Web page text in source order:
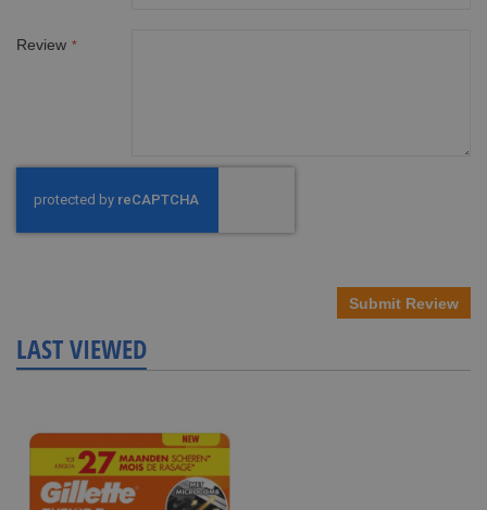
Review
Submit Review
LAST VIEWED